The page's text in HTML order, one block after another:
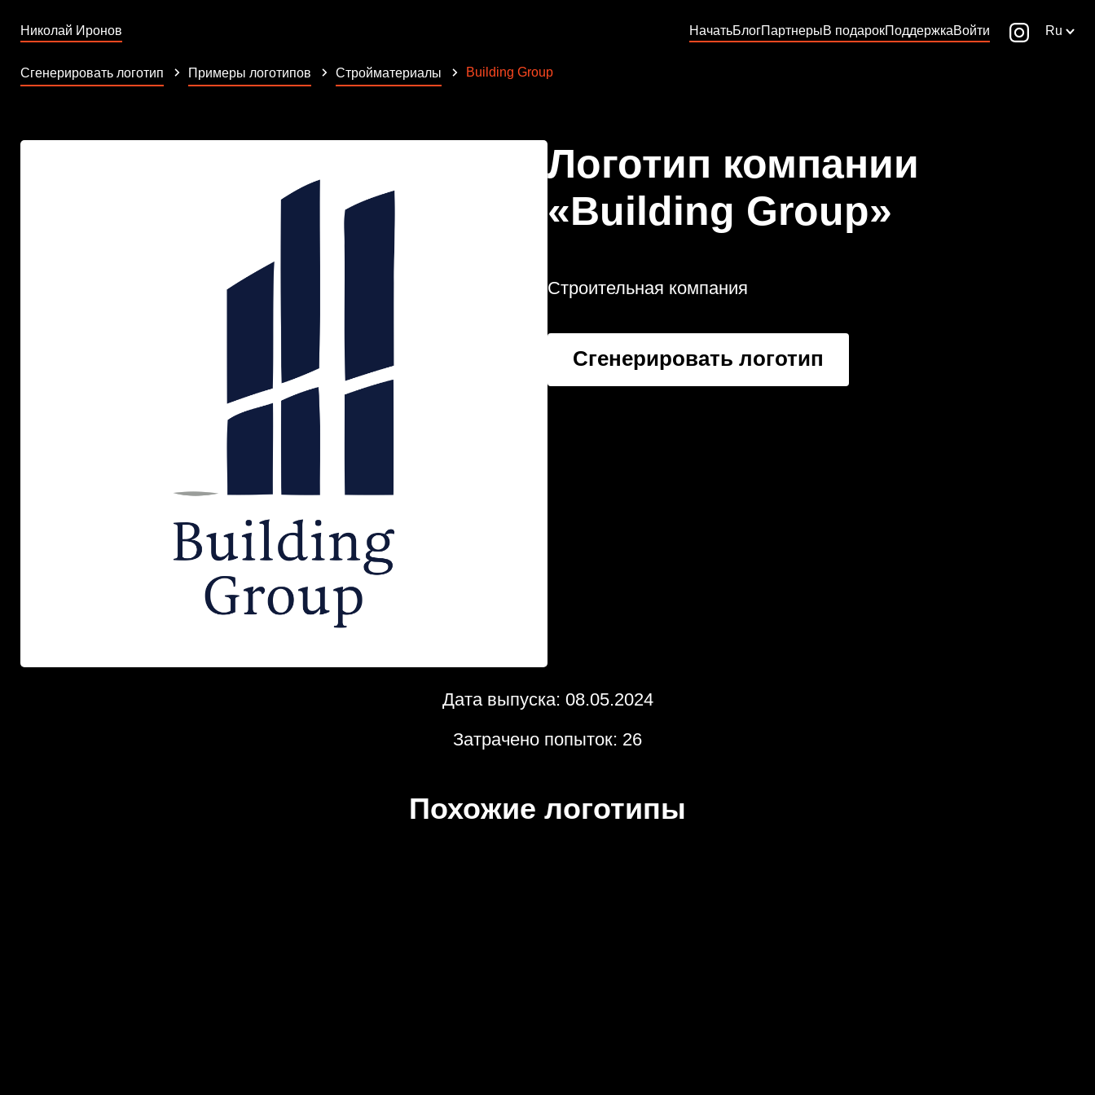
Николай Иронов НачатьБлогПартнерыВ подарокПоддержкаВойти Ru
Сгенерировать логотип Примеры логотипов Стройматериалы Building Group
Логотип компании
«Building Group»
Строительная компания
Сгенерировать логотип
Дата выпуска: 08.05.2024
Затрачено попыток: 26
Похожие логотипы